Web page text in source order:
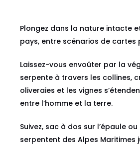
Plongez dans la nature intacte
pays, entre scénarios de
Laissez-vous envoûter par la
serpente à travers les collines,
oliveraies et les vignes
entre l’homme et la terre.
Suivez, sac à dos sur l’épaule
serpentent des Alpes Maritimes